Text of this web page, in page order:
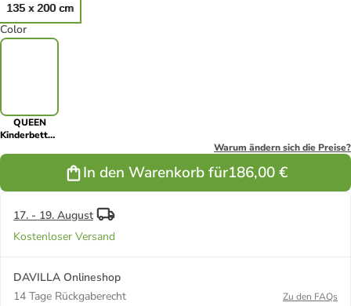
135 x 200 cm
Color
QUEEN
Kinderbettdecke
Warum ändern sich die Preise?
In den Warenkorb für186,00 €
17. - 19. August
Kostenloser Versand
DAVILLA Onlineshop
14 Tage Rückgaberecht
Zu den FAQs